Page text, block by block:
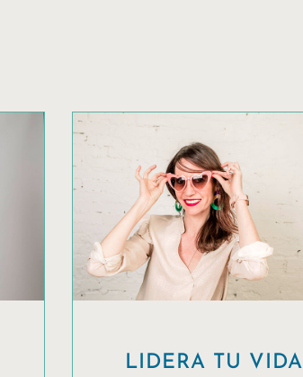
LIDERA TU VIDA